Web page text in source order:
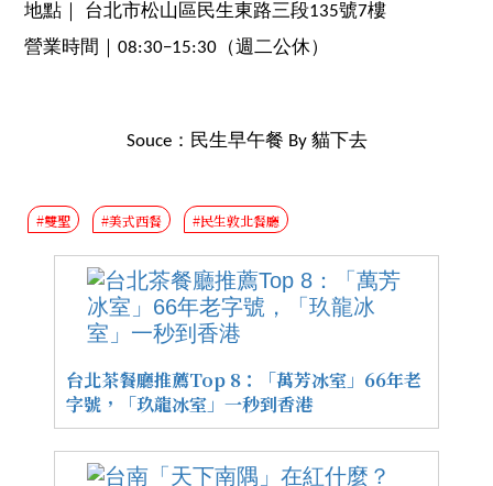
地點｜ 台北市松山區民生東路三段135號7樓
營業時間｜08:30−15:30（週二公休）
Souce：民生早午餐 By 貓下去
#雙聖 #美式西餐 #民生敦北餐廳
台北茶餐廳推薦Top 8：「萬芳冰室」66年老
字號，「玖龍冰室」一秒到香港